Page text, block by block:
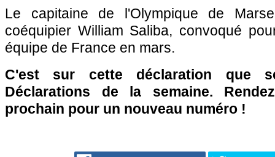
Le capitaine de l'Olympique de
coéquipier William Saliba, convoqué
équipe de France en mars.
C'est sur cette déclaration que
Déclarations de la semaine.
prochain pour un nouveau numéro !